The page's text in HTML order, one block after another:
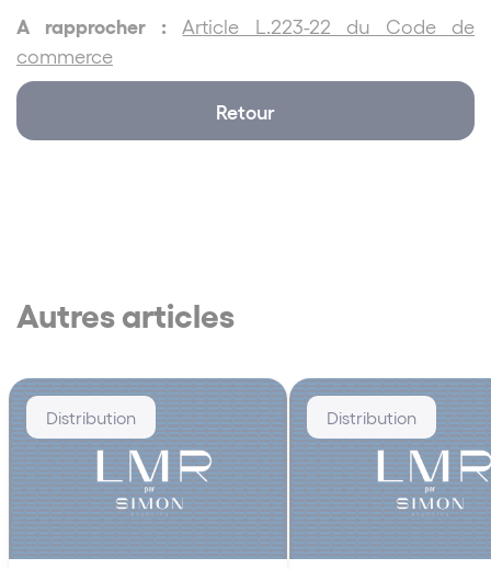
A rapprocher : Article L.223-22 du Code de
commerce
Retour
Autres articles
Distribution Distribution